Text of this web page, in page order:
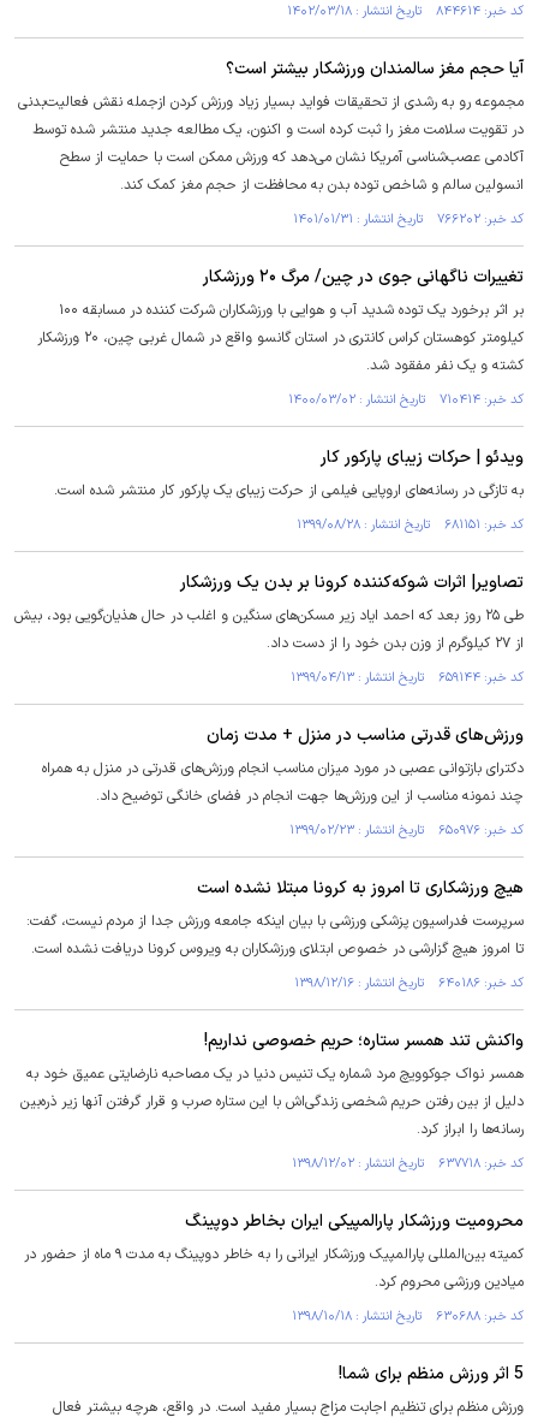
کد خبر: ۸۴۴۶۱۴ تاریخ انتشار : ۱۴۰۲/۰۳/۱۸
آیا حجم مغز سالمندان ورزشکار بیشتر است؟
مجموعه رو به رشدی از تحقیقات فواید بسیار زیاد ورزش کردن ازجمله نقش فعالیت‌بدنی
در تقویت سلامت مغز را ثبت کرده است و اکنون، یک مطالعه جدید منتشر شده توسط
آکادمی عصب‌شناسی آمریکا نشان می‌دهد که ورزش ممکن است با حمایت از سطح
انسولین سالم و شاخص توده بدن به محافظت از حجم مغز کمک کند.
کد خبر: ۷۶۶۲۰۲ تاریخ انتشار : ۱۴۰۱/۰۱/۳۱
تغییرات ناگهانی جوی در چین/ مرگ ۲۰ ورزشکار
بر اثر برخورد یک توده شدید آب و هوایی با ورزشکاران شرکت کننده در مسابقه ۱۰۰
کیلومتر کوهستان کراس کانتری در استان گانسو واقع در شمال غربی چین، ۲۰ ورزشکار
کشته و یک نفر مفقود شد.
کد خبر: ۷۱۰۴۱۴ تاریخ انتشار : ۱۴۰۰/۰۳/۰۲
ویدئو | حرکات زیبای پارکور کار
به تازگی در رسانه‌های اروپایی فیلمی از حرکت زیبای یک پارکور کار منتشر شده است.
کد خبر: ۶۸۱۱۵۱ تاریخ انتشار : ۱۳۹۹/۰۸/۲۸
تصاویر| اثرات شوکه‌کننده کرونا بر بدن یک ورزشکار
طی ۲۵ روز بعد که احمد ایاد زیر مسکن‌های سنگین و اغلب در حال هذیان‌گویی بود، بیش
از ۲۷ کیلوگرم از وزن بدن خود را از دست داد.
کد خبر: ۶۵۹۱۴۴ تاریخ انتشار : ۱۳۹۹/۰۴/۱۳
ورزش‌های قدرتی مناسب در منزل + مدت زمان
دکترای بازتوانی عصبی در مورد میزان مناسب انجام ورزش‌های قدرتی در منزل به همراه
چند نمونه مناسب از این ورزش‌ها جهت انجام در فضای خانگی توضیح داد.
کد خبر: ۶۵۰۹۷۶ تاریخ انتشار : ۱۳۹۹/۰۲/۲۳
هیچ ورزشکاری تا امروز به کرونا مبتلا نشده است
سرپرست فدراسیون پزشکی ورزشی با بیان اینکه جامعه ورزش جدا از مردم نیست، گفت:
تا امروز هیچ گزارشی در خصوص ابتلای ورزشکاران به ویروس کرونا دریافت نشده است.
کد خبر: ۶۴۰۱۸۶ تاریخ انتشار : ۱۳۹۸/۱۲/۱۶
واکنش تند همسر ستاره؛ حریم خصوصی نداریم!
همسر نواک جوکوویچ مرد شماره یک تنیس دنیا در یک مصاحبه نارضایتی عمیق خود به
دلیل از بین رفتن حریم شخصی زندگی‌اش با این ستاره صرب و قرار گرفتن آنها زیر ذره‌بین
رسانه‌ها را ابراز کرد.
کد خبر: ۶۳۷۷۱۸ تاریخ انتشار : ۱۳۹۸/۱۲/۰۲
محرومیت ورزشکار پارالمپیکی ایران بخاطر دوپینگ
کمیته بین‌المللی پارالمپیک ورزشکار ایرانی را به خاطر دوپینگ به مدت ۹ ماه از حضور در
میادین ورزشی محروم کرد.
کد خبر: ۶۳۰۶۸۸ تاریخ انتشار : ۱۳۹۸/۱۰/۱۸
5 اثر ورزش منظم برای شما!
ورزش منظم برای تنظیم اجابت مزاج بسیار مفید است. در واقع، هرچه بیشتر فعال